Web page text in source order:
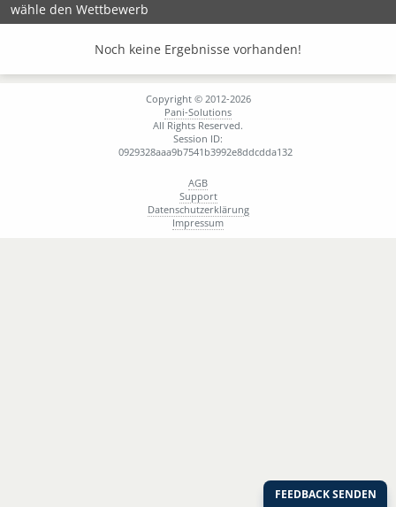
wähle den Wettbewerb
Noch keine Ergebnisse vorhanden!
Copyright © 2012-2026
Pani-Solutions
All Rights Reserved.
Session ID:
0929328aaa9b7541b3992e8ddcdda132
AGB
Support
Datenschutzerklärung
Impressum